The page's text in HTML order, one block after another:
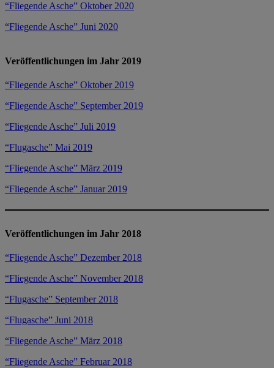
“Fliegende Asche” Oktober 2020
“Fliegende Asche” Juni 2020
Veröffentlichungen im Jahr 2019
“Fliegende Asche” Oktober 2019
“Fliegende Asche” September 2019
“Fliegende Asche” Juli 2019
“Flugasche” Mai 2019
“Fliegende Asche” März 2019
“Fliegende Asche” Januar 2019
Veröffentlichungen im Jahr 2018
“Fliegende Asche” Dezember 2018
“Fliegende Asche” November 2018
“Flugasche” September 2018
“Flugasche” Juni 2018
“Fliegende Asche” März 2018
“Fliegende Asche” Februar 2018